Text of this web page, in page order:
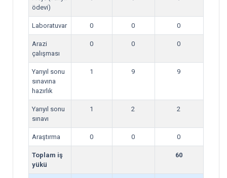
ödevi)
Laboratuvar 0 0 0
Arazi
çalışması
0 0 0
Yarıyıl sonu
sınavına
hazırlık
1 9 9
Yarıyıl sonu
sınavı
1 2 2
Araştırma 0 0 0
Toplam iş
yükü
60